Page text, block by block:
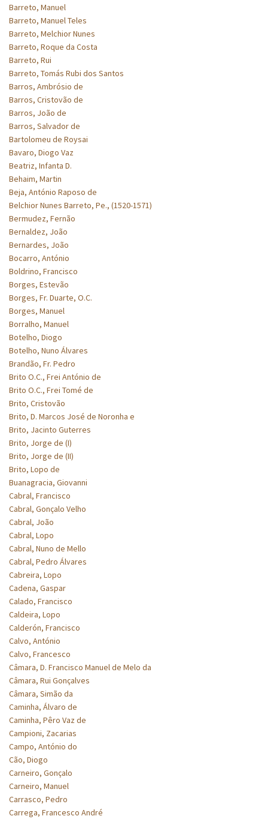
Barreto, Manuel
Barreto, Manuel Teles
Barreto, Melchior Nunes
Barreto, Roque da Costa
Barreto, Rui
Barreto, Tomás Rubi dos Santos
Barros, Ambrósio de
Barros, Cristovão de
Barros, João de
Barros, Salvador de
Bartolomeu de Roysai
Bavaro, Diogo Vaz
Beatriz, Infanta D.
Behaim, Martin
Beja, António Raposo de
Belchior Nunes Barreto, Pe., (1520-1571)
Bermudez, Fernão
Bernaldez, João
Bernardes, João
Bocarro, António
Boldrino, Francisco
Borges, Estevão
Borges, Fr. Duarte, O.C.
Borges, Manuel
Borralho, Manuel
Botelho, Diogo
Botelho, Nuno Álvares
Brandão, Fr. Pedro
Brito O.C., Frei António de
Brito O.C., Frei Tomé de
Brito, Cristovão
Brito, D. Marcos José de Noronha e
Brito, Jacinto Guterres
Brito, Jorge de (I)
Brito, Jorge de (II)
Brito, Lopo de
Buanagracia, Giovanni
Cabral, Francisco
Cabral, Gonçalo Velho
Cabral, João
Cabral, Lopo
Cabral, Nuno de Mello
Cabral, Pedro Álvares
Cabreira, Lopo
Cadena, Gaspar
Calado, Francisco
Caldeira, Lopo
Calderón, Francisco
Calvo, António
Calvo, Francesco
Câmara, D. Francisco Manuel de Melo da
Câmara, Rui Gonçalves
Câmara, Simão da
Caminha, Álvaro de
Caminha, Pêro Vaz de
Campioni, Zacarias
Campo, António do
Cão, Diogo
Carneiro, Gonçalo
Carneiro, Manuel
Carrasco, Pedro
Carrega, Francesco André